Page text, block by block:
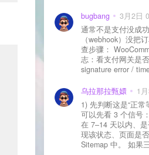
立刻清缓存，去前
页、按钮、表单这
装个支持版本回滚
一秒切回旧版。 总结来说：先备份、分
批更、更完查、留
能帮到你
bugbang 3月2日
通常不是支付没成
（webhook）没把订
查步骤： WooCommerce → 状态 → 日
志：看支付网关是
signature error / timeout 检查站点
全插件） 检查是否启用了“缓存结账页/接
口路径”（结账页和
看服务器错误日志
导致回调执行中断 解决方案： 放行 wp-
json、wc-api、支付
关文档配置） 关闭结账页的缓存与 JS
合并压缩测试一次 若使用 Cloudflare：
乌拉那拉甄嬛 1
1) 先判断这是“正常
可以先看 3 个信号
在 7–14 天以内、
现该状态、页面是
Sitemap 中。 如果